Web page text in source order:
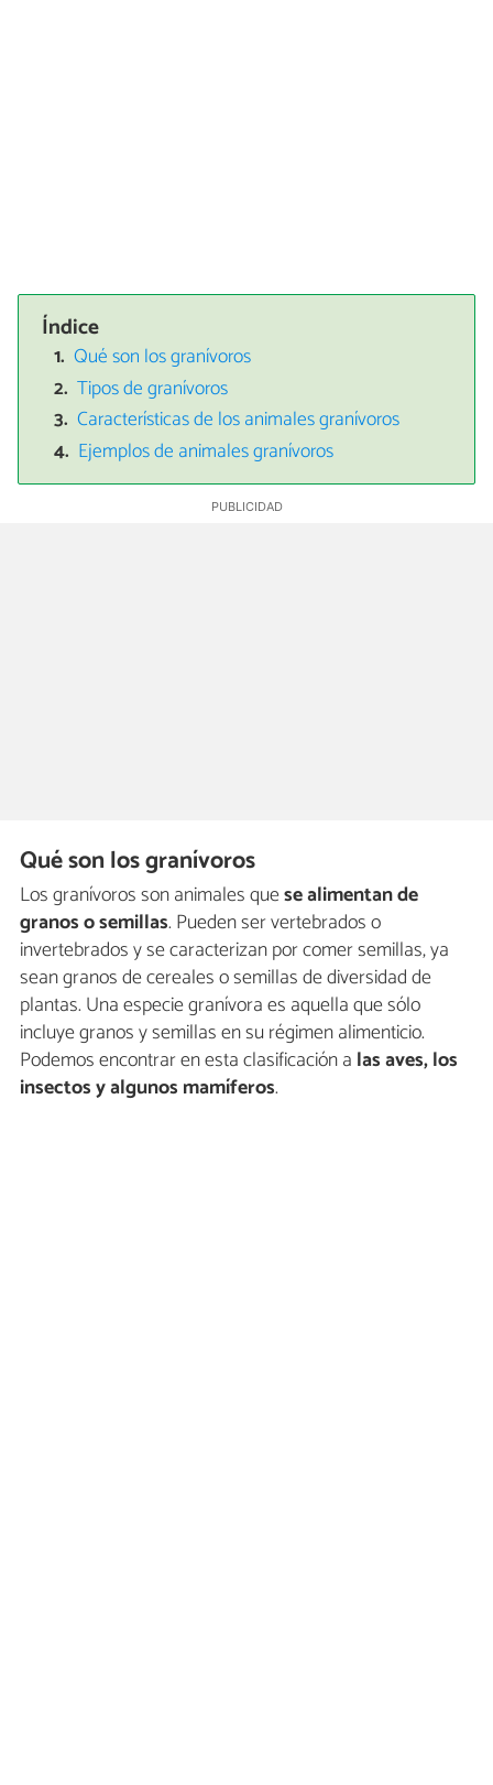
Índice
Qué son los granívoros
Tipos de granívoros
Características de los animales granívoros
Ejemplos de animales granívoros
Qué son los granívoros
Los granívoros son animales quese alimentan de
granos o semillas. Pueden ser vertebrados o
invertebrados y se caracterizan por comer semillas, ya
sean granos de cereales o semillas de diversidad de
plantas. Una especie granívora es aquella que sólo
incluye granos y semillas en su régimen alimenticio.
Podemos encontrar en esta clasificación a las aves, los
insectos y algunos mamíferos.